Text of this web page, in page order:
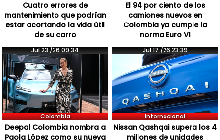
Cuatro errores de
mantenimiento que podrían
estar acortando la vida útil
de su carro
El 94 por ciento de los
camiones nuevos en
Colombia ya cumple la
norma Euro VI
Jul 23 /26 09:34
Colombia
Deepal Colombia nombra a
Paola López como su nueva
Jul 17 /26 23:39
Internacional
Nissan Qashqai supera los 4
millones de unidades